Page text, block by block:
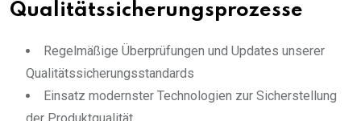
Qualitätssicherungsprozesse
Regelmäßige Überprüfungen und Updates unserer
Qualitätssicherungsstandards
Einsatz modernster Technologien zur Sicherstellung